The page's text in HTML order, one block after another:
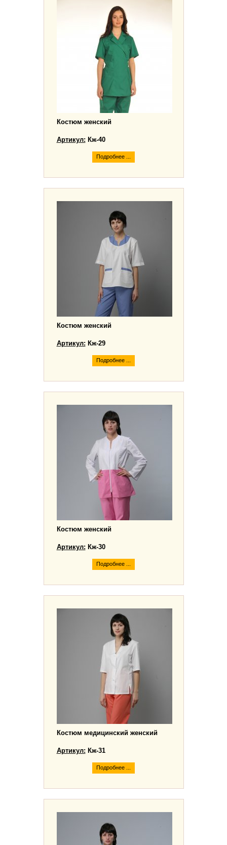
Костюм женский
Артикул: Кж-40
Подробнее ...
Костюм женский
Артикул: Кж-29
Подробнее ...
Костюм женский
Артикул: Кж-30
Подробнее ...
Костюм медицинский женский
Артикул: Кж-31
Подробнее ...